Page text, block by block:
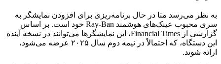
به نظر می‌رسد متا در حال برنامه‌ریزی برای افزودن نمایشگر به
سری محبوب عینک‌های هوشمند Ray-Ban خود است. بر اساس
گزارشی از Financial Times، این نمایشگرها می‌توانند در نسخه آینده
این دستگاه، که احتمالاً در نیمه دوم سال ۲۰۲۵ عرضه می‌شود،
ارائه شوند.